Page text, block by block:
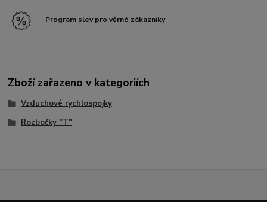
Program slev pro věrné zákazníky
Zboží zařazeno v kategoriích
Vzduchové rychlospojky
Rozbočky "T"